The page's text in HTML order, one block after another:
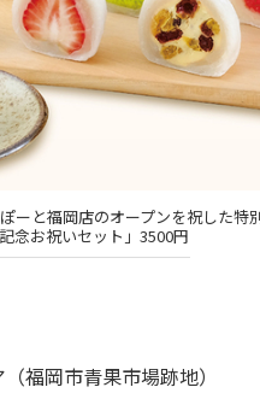
ーと福岡店のオープンを祝した特
記念お祝いセット」3500円
福岡市青果市場跡地）